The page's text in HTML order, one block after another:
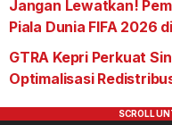
Jangan Lewatkan!
Piala Dunia FIFA 2026
GTRA Kepri Perkuat
Optimalisasi